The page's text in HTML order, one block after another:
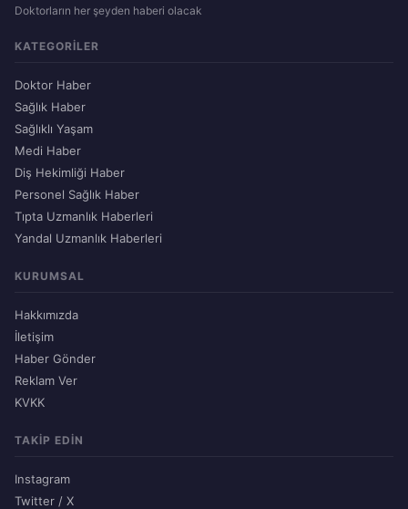
Doktorların her şeyden haberi olacak
KATEGORILER
Doktor Haber
Sağlık Haber
Sağlıklı Yaşam
Medi Haber
Diş Hekimliği Haber
Personel Sağlık Haber
Tıpta Uzmanlık Haberleri
Yandal Uzmanlık Haberleri
KURUMSAL
Hakkımızda
İletişim
Haber Gönder
Reklam Ver
KVKK
TAKIP EDIN
Instagram
Twitter / X